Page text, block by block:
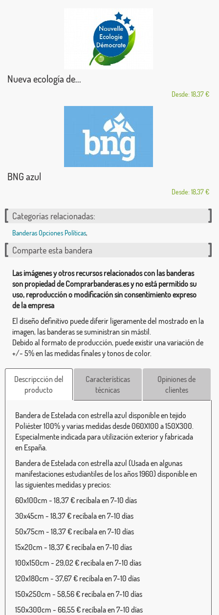
Nueva ecología de...
Desde: 18,37 €
BNG azul
Desde: 18,37 €
Categorías relacionadas:
Banderas Opciones Políticas,
Comparte esta bandera
Las imágenes y otros recursos relacionados con las banderas
son propiedad de Comprarbanderas.es y no está permitido su
uso, reproducción o modificación sin consentimiento expreso
de la empresa
El diseño definitivo puede diferir ligeramente del mostrado en la
imagen, las banderas se suministran sin mástil.
Debido al formato de producción, puede existir una variación de
+/- 5% en las medidas finales y tonos de color.
Descripcción del
producto
Características
técnicas
Opiniones de
clientes
Bandera de Estelada con estrella azul disponible en tejido
Poliéster 100% y varias medidas desde 060X100 a 150X300.
Especialmente indicada para utilización exterior y fabricada
en España.
Bandera de Estelada con estrella azul (Usada en algunas
manifestaciones estudiantiles de los años 1960) disponible en
las siguientes medidas y precios:
60x100cm - 18,37 € recíbala en 7-10 días
30x45cm - 18,37 € recíbala en 7-10 días
50x75cm - 18,37 € recíbala en 7-10 días
15x20cm - 18,37 € recíbala en 7-10 días
100x150cm - 29,02 € recíbala en 7-10 días
120x180cm - 37,67 € recíbala en 7-10 días
150x250cm - 58,56 € recíbala en 7-10 días
150x300cm - 66,55 € recíbala en 7-10 días